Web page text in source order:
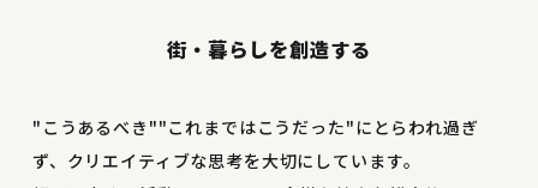
街・暮らしを創造する
"こうあるべき""これまではこうだった"にとらわれ過ぎ
ず、クリエイティブな思考を大切にしています。